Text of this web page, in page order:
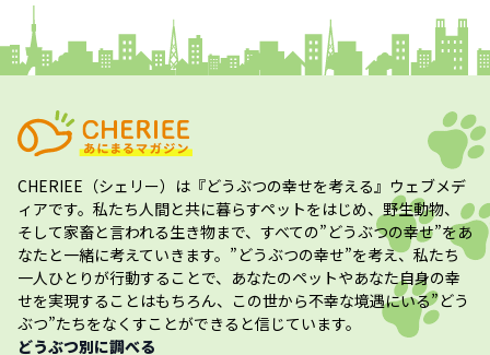
CHERIEE（シェリー） は『どうぶつの幸せを考える』ウェブメデ
ィアです。私たち人間と共に暮らすペットをはじめ、野生動物、
そして家畜と言われる生き物まで、すべての”どうぶつの幸せ”をあ
なたと一緒に考えていきます。”どうぶつの幸せ”を考え、私たち
一人ひとりが行動することで、あなたのペットやあなた自身の幸
せを実現することはもちろん、この世から不幸な境遇にいる”どう
ぶつ”たちをなくすことができると信じています。
どうぶつ別に調べる